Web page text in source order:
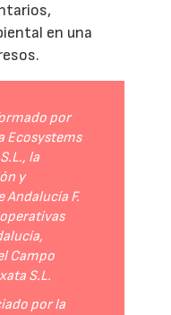
en una
por
Ecosystems
la
y
F.
Campo
S.L.
por la